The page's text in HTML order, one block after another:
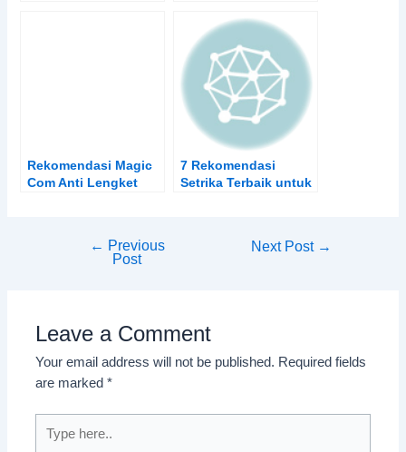
Rekomendasi Magic
Com Anti Lengket
7 Rekomendasi
Setrika Terbaik untuk
← Previous
Post
Next Post →
Leave a Comment
Your email address will not be published. Required fields
are marked*
here..